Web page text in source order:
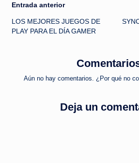
Navegación
de
Entrada anterior
LOS MEJORES JUEGOS DE
PLAY PARA EL DÍA GAMER
Aún no hay comentarios. ¿Por qué no
Deja un